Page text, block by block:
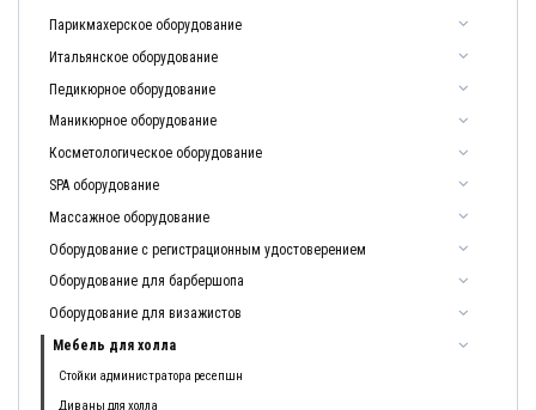
Парикмахерское оборудование
Итальянское оборудование
Педикюрное оборудование
Маникюрное оборудование
Косметологическое оборудование
SPA оборудование
Массажное оборудование
Оборудование с регистрационным удостоверением
Оборудование для барбершопа
Оборудование для визажистов
Мебель для холла
Стойки администратора ресепшн
Диваны для холла